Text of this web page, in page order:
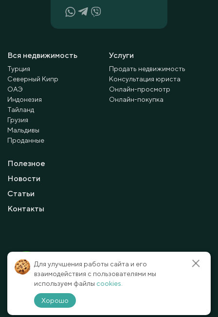
Вся недвижимость
Турция
Северный Кипр
ОАЭ
Индонезия
Тайланд
Грузия
Мальдивы
Проданные
Услуги
Продать недвижимость
Консультация юриста
Онлайн-просмотр
Онлайн-покупка
Полезное
Новости
Статьи
Контакты
официальный сайт.
Все права защищены.
Условия и политика конфиденциальности
Способы оплаты
Для улучшения работы сайта и его
взаимодействия с пользователями мы
используем файлы cookies.
Хорошо